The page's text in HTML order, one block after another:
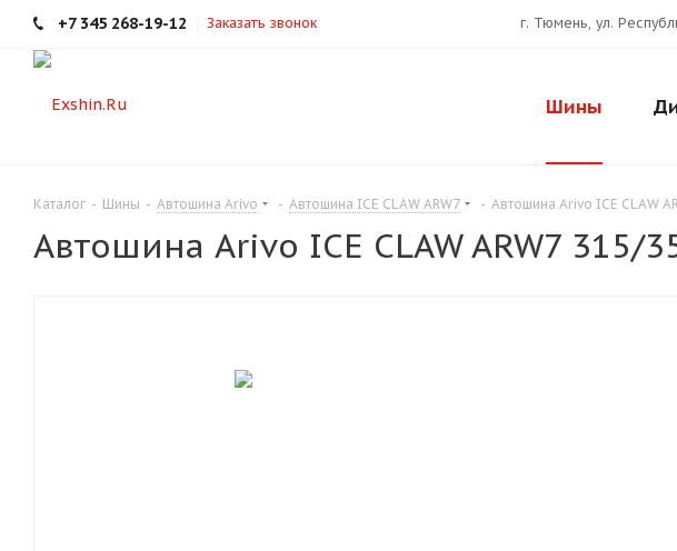
+7 345 268-19-12 Заказать звонок г. Тюмень, ул.
Шины
Каталог - Шины - Автошина Arivo - Автошина ICE CLAW ARW7 - Автошина Arivo ICE CLAW
Автошина Arivo ICE CLAW ARW7 315/